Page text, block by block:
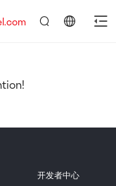
开发者中心